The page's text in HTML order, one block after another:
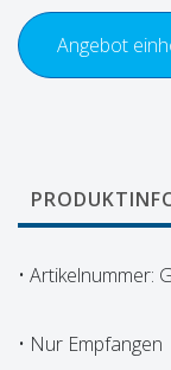
Angebot
• Artikelnummer:
• Nur Empfangen